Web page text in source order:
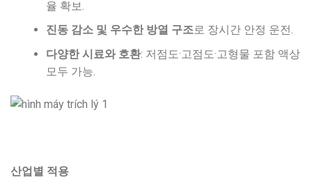
율 확보.
진동 감소 및 우수한 방열 구조로 장시간 안정 운전.
다양한 시료와 호환: 저점도·고점도·고형물 포함 액상
모두 가능.
산업별 적용